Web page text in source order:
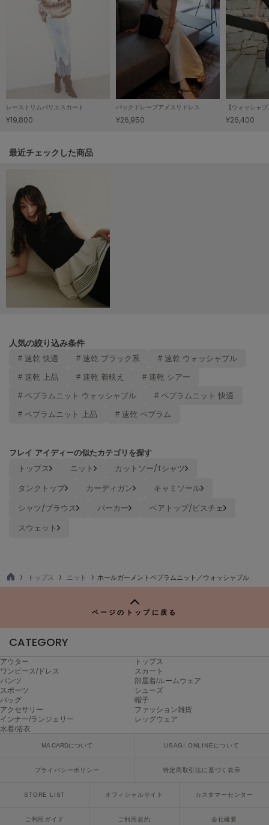
レスポートサック
LILY BROWN Lingerie
リリーブラウンランジェリー
LITTLE UNION TOKYO
リトルユニオン トウキョウ
made of Organics
MICHU COQUETTE
ミチュ コケット
MIESROHE
ミースロエ
miies miim
ミーエスミーム
MUCHA
NEW Balance
nezu
NIKE
ナイキ
ナウンス
Onitsuka Tiger
ORGUE
オルグ
ORR
オル
PATRICK
パトリック
レーストリムバリエスカート
¥19,800
バックドレープアメスリドレス
¥26,950 ¥26,400
関連記事
最近チェックした商品
人気の絞り込み条件
# 速乾 快適 # 速乾 ブラック系 # 速乾 ウォッシャブル
# 速乾 上品 # 速乾 着映え # 速乾 シアー
# ペプラムニット ウォッシャブル # ペプラムニット 快適
# ペプラムニット 上品 # 速乾 ペプラム
フレイ アイディーの似たカテゴリを探す
トップス ニット
カットソー/Tシャツ
タンクトップ
カーディガン
キャミソール
シャツ/ブラウス
パーカー
ベアトップ/ビスチェ
スウェット
TO
トップス ニット ホールガーメントペプラムニット／ウォッシャブル
ページのトップに戻る
CATEGORY
アウター
トップス
ワンピース/ドレス
スカート
パンツ
部屋着/ルームウェア
スポーツ
シューズ
バッグ
帽子
アクセサリー
ファッション雑貨
インナー/ランジェリー
レッグウェア
水着/浴衣
MA CARDについて USAGI ONLINEについて
プライバシーポリシー 特定商取引法に基づく表示
STORE LIST オフィシャルサイト カスタマーセンター
ご利用ガイド ご利用規約 会社概要